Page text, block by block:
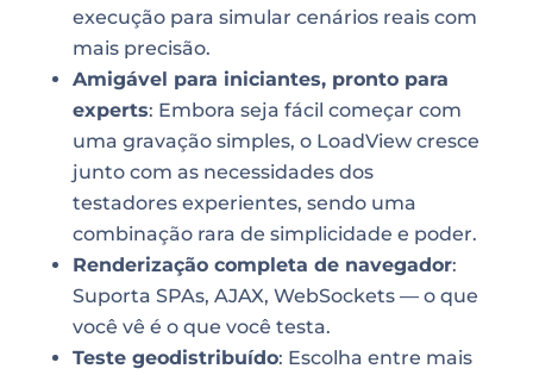
execução para simular cenários reais com
mais precisão.
Amigável para iniciantes, pronto para
experts: Embora seja fácil começar com
uma gravação simples, o LoadView cresce
junto com as necessidades dos
testadores experientes, sendo uma
combinação rara de simplicidade e poder.
Renderização completa de navegador:
Suporta SPAs, AJAX, WebSockets — o que
você vê é o que você testa.
Teste geodistribuído: Escolha entre mais